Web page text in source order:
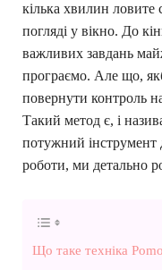
кілька хвилин ловите
погляді у вікно. До
важливих завдань
програємо. Але що,
повернути контроль
Такий метод є, і
потужний інструмент
роботи, ми детально
Що таке техніка